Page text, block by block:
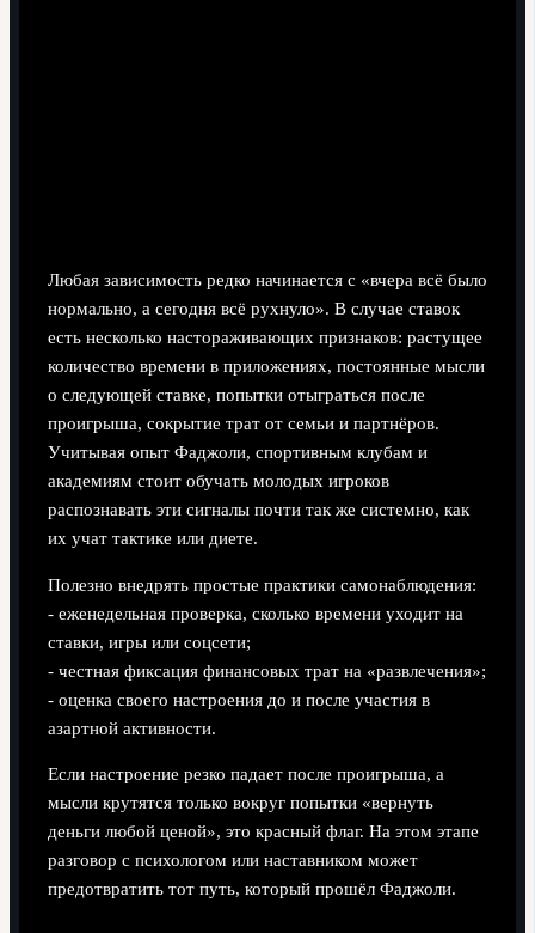
Любая зависимость редко начинается с «вчера всё было
нормально, а сегодня всё рухнуло». В случае ставок
есть несколько настораживающих признаков: растущее
количество времени в приложениях, постоянные мысли
о следующей ставке, попытки отыграться после
проигрыша, сокрытие трат от семьи и партнёров.
Учитывая опыт Фаджоли, спортивным клубам и
академиям стоит обучать молодых игроков
распознавать эти сигналы почти так же системно, как
их учат тактике или диете.
Полезно внедрять простые практики самонаблюдения:
- еженедельная проверка, сколько времени уходит на
ставки, игры или соцсети;
- честная фиксация финансовых трат на «развлечения»;
- оценка своего настроения до и после участия в
азартной активности.
Если настроение резко падает после проигрыша, а
мысли крутятся только вокруг попытки «вернуть
деньги любой ценой», это красный флаг. На этом этапе
разговор с психологом или наставником может
предотвратить тот путь, который прошёл Фаджоли.